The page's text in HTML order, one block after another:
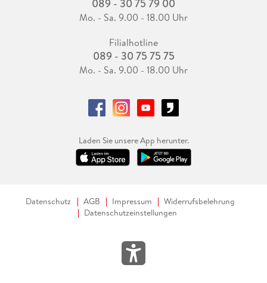
089 - 30 75 79 00
Mo. - Sa. 9.00 - 18.00 Uhr
Filialhotline
089 - 30 75 75 75
Mo. - Sa. 9.00 - 18.00 Uhr
Laden Sie unsere App herunter.
Datenschutz AGB Impressum
Widerrufsbelehrung
Datenschutzeinstellungen